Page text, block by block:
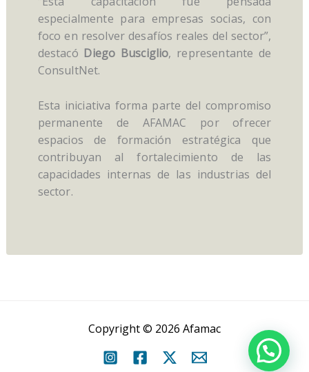
especialmente para empresas socias, con
foco en resolver desafíos reales del sector”,
destacó Diego Busciglio, representante de
ConsultNet.
Esta iniciativa forma parte del compromiso
permanente de AFAMAC por ofrecer
espacios de formación estratégica que
contribuyan al fortalecimiento de las
capacidades internas de las industrias del
sector.
Copyright © 2026 Afamac